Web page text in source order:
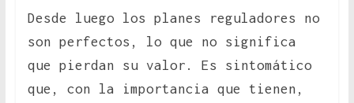
Desde luego los planes reguladores no
son perfectos, lo que no significa
que pierdan su valor. Es sintomático
que, con la importancia que tienen,